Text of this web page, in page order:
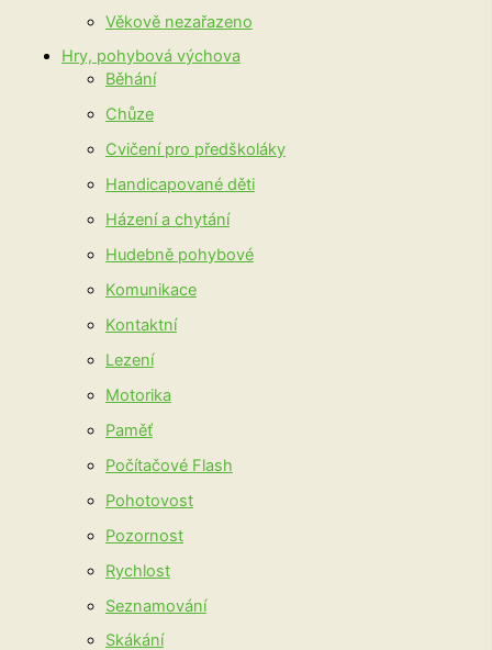
Věkově nezařazeno
Hry, pohybová výchova
Běhání
Chůze
Cvičení pro předškoláky
Handicapované děti
Házení a chytání
Hudebně pohybové
Komunikace
Kontaktní
Lezení
Motorika
Paměť
Počítačové Flash
Pohotovost
Pozornost
Rychlost
Seznamování
Skákání